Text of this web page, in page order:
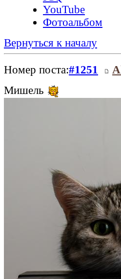
YouTube
Фотоальбом
Вернуться к началу
Номер поста:#1251
Мишель